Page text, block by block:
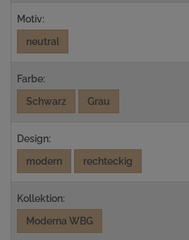
Motiv:
neutral
Farbe:
Schwarz
Grau
Design:
modern
rechteckig
Kollektion:
Moderna WBG